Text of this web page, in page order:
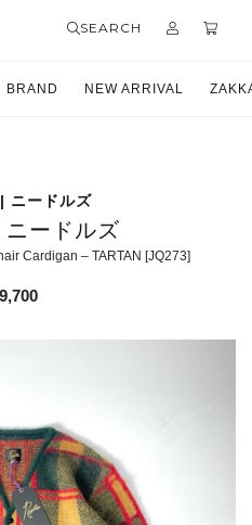
SEARCH
BRAND NEW ARRIVAL
ニードルズ
ードルズ
Cardigan – TARTAN [JQ273]